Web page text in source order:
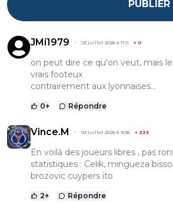
PUBLIER
JMi1979 03 juillet 2026 à 11:11 + 0
on peut dire ce qu'on veut, mais
vrais footeux
contrairement aux lyonnaises...
0+ Répondre
Vince.M 03 juillet 2026 à 9:36 + 226
En voilà des joueurs libres , pas
statistiques : Celik, mingueza
brozovic cuypers ito
2+ Répondre